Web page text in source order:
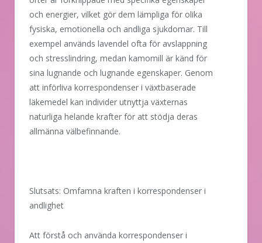
och energier, vilket gör dem lämpliga för olika
fysiska, emotionella och andliga sjukdomar. Till
exempel används lavendel ofta för avslappning
och stresslindring, medan kamomill är känd för
sina lugnande och lugnande egenskaper. Genom
att införliva korrespondenser i växtbaserade
läkemedel kan individer utnyttja växternas
naturliga helande krafter för att stödja deras
allmänna välbefinnande.
Slutsats: Omfamna kraften i korrespondenser i
andlighet
Att förstå och använda korrespondenser i